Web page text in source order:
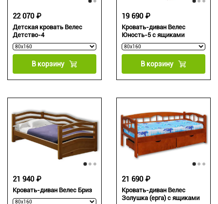
Детская кровать Велес
Детство-4
22 070 ₽
В корзину
Кровать-диван Велес
Юность-5 с ящиками
19 690 ₽
В корзину
Кровать-диван Велес Бриз
21 940 ₽
Кровать-диван Велес
Золушка (ерга) с ящиками
21 690 ₽